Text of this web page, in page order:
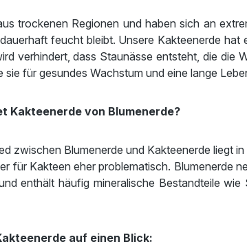
trockenen Regionen und haben sich an
feucht bleibt. Unsere Kakteenerde
verhindert, dass Staunässe entsteht, die
sie für gesundes Wachstum und eine lange
Kakteenerde von Blumenerde?
zwischen Blumenerde und Kakteenerde liegt
für Kakteen eher problematisch. Blumenerde
enthält häufig mineralische Bestandteile
auf einen Blick: